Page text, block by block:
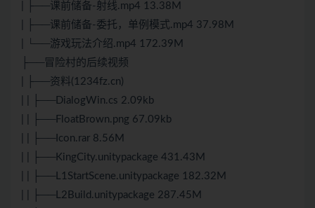
| ├──课前储备-射线.mp4 13.38M
| ├──课前储备-委托，单例模式.mp4 37.98M
| └──游戏玩法介绍.mp4 172.39M
├──冒险村的后续视频
| ├──资料(1234fz.cn)
| | ├──DialogWin.cs 2.09kb
| | ├──FloatBrown.png 67.09kb
| | ├──Icon.rar 8.56M
| | ├──KingCity.unitypackage 431.43M
| | ├──L1StartScene.unitypackage 182.32M
| | ├──L2Build.unitypackage 287.45M